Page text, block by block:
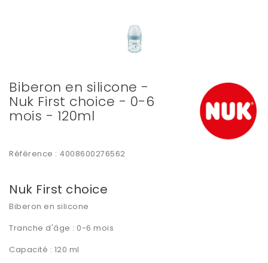
Biberon en silicone -
Nuk First choice - 0-6
mois - 120ml
Référence : 4008600276562
Nuk First choice
Biberon en silicone
Tranche d'âge : 0-6 mois
Capacité : 120 ml